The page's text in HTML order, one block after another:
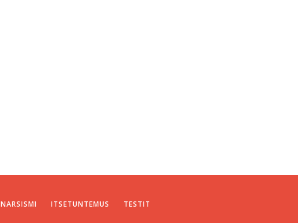
NARSISMI ITSETUNTEMUS TESTIT